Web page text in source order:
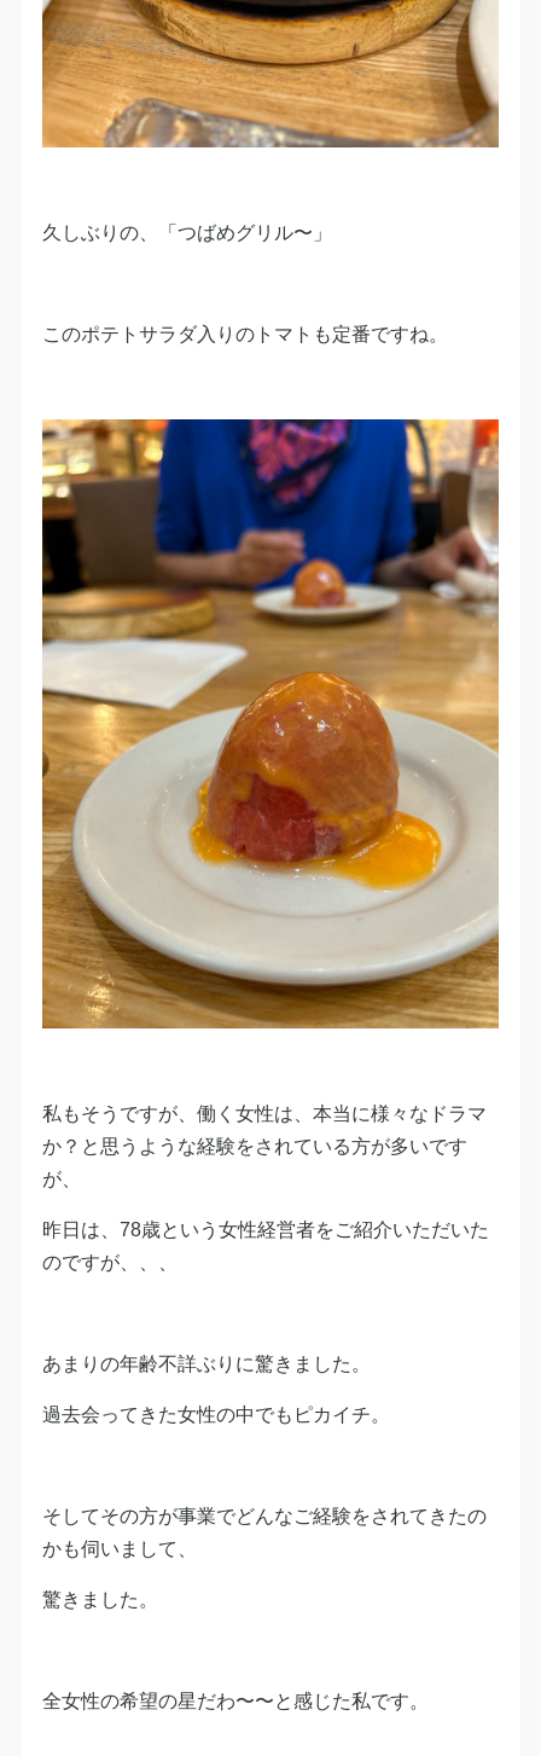
久しぶりの、「つばめグリル〜」
このポテトサラダ入りのトマトも定番ですね。
私もそうですが、働く女性は、本当に様々なドラマ
か？と思うような経験をされている方が多いです
が、
昨日は、78歳という女性経営者をご紹介いただいた
のですが、、、
あまりの年齢不詳ぶりに驚きました。
過去会ってきた女性の中でもピカイチ。
そしてその方が事業でどんなご経験をされてきたの
かも伺いまして、
驚きました。
全女性の希望の星だわ〜〜と感じた私です。